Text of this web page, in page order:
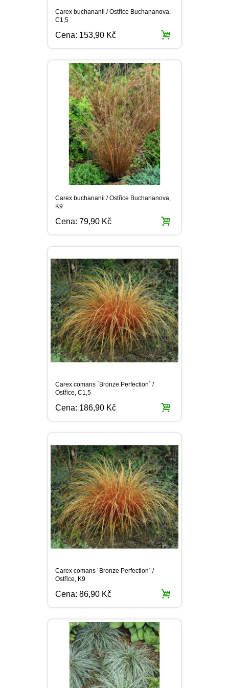
HELICHRYSUM
ISOTOMA
VITÁLKA
PRYŠEC
EURYOPS
NETÝKAVKA
Carex buchananii / Ostřice Buchananova,
C1,5
Cena: 153,90 Kč
Carex buchananii / Ostřice Buchananova,
K9
Cena: 79,90 Kč
Carex comans ´Bronze Perfection´ /
Ostřice, C1,5
Cena: 186,90 Kč
Carex comans ´Bronze Perfection´ /
Ostřice, K9
Cena: 86,90 Kč